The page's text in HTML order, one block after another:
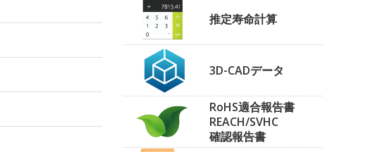
推定寿命計算
3D-CADデータ
RoHS適合報告書
REACH/SVHC
確認報告書